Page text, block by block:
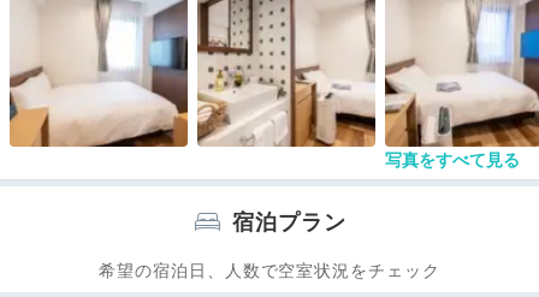
個人的にはバスタブなくシャワーだけは少しテンシ
ョン低かったです。
ただ、いろんな手間、サービスを省き、金額を下げ
てくれているので満足です！
写真をすべて見る
宿泊プラン
希望の宿泊日、人数で空室状況をチェック